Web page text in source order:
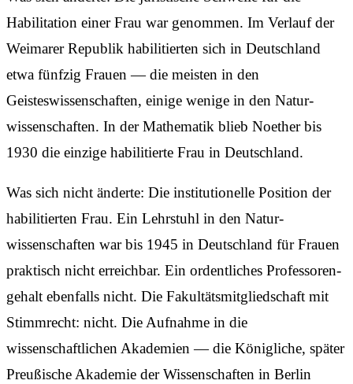
Habilitation einer Frau war genommen. Im Verlauf der
Weimarer Republik habilitierten sich in Deutschland
etwa fünfzig Frauen — die meisten in den
Geisteswissenschaften, einige wenige in den Natur­
wissenschaften. In der Mathematik blieb Noether bis
1930 die einzige habilitierte Frau in Deutschland.
Was sich nicht änderte: Die institutionelle Position der
habilitierten Frau. Ein Lehrstuhl in den Natur­
wissenschaften war bis 1945 in Deutschland für Frauen
praktisch nicht erreichbar. Ein ordentliches Professoren­
gehalt ebenfalls nicht. Die Fakultäts­mitgliedschaft mit
Stimmrecht: nicht. Die Aufnahme in die
wissenschaftlichen Akademien — die Königliche, später
Preußische Akademie der Wissenschaften in Berlin